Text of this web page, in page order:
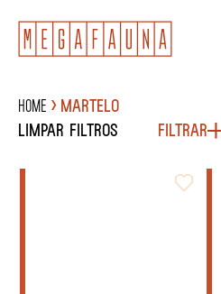
Home
Martelo
Filtrar
Limpar filtros